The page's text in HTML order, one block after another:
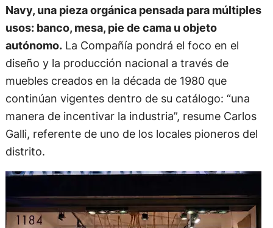
Navy, una pieza orgánica pensada para múltiples
usos: banco, mesa, pie de cama u objeto
autónomo.La Compañía pondrá el foco en el
diseño y la producción nacional a través de
muebles creados en la década de 1980 que
continúan vigentes dentro de su catálogo: “una
manera de incentivar la industria”, resume Carlos
Galli, referente de uno de los locales pioneros del
distrito.